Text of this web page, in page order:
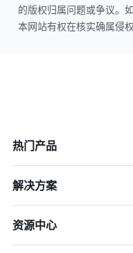
的版权归属问题或争议。
本网站有权在核实确属侵
热门产品
解决方案
资源中心